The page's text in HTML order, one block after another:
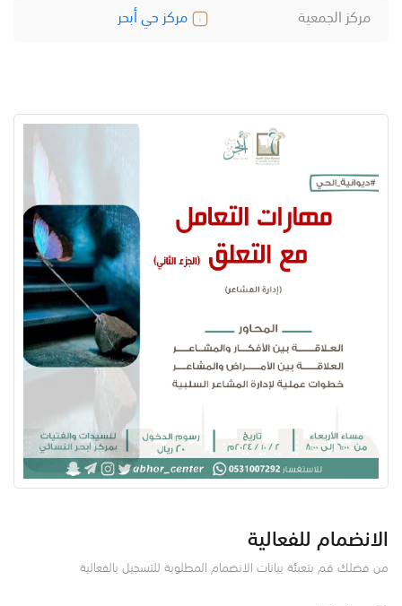
مركز الجمعية
مركز حي أبحر
الانضمام للفعالية
من فضلك قم بتعبئة بيانات الانضمام المطلوبة للتسجيل بالفعالية